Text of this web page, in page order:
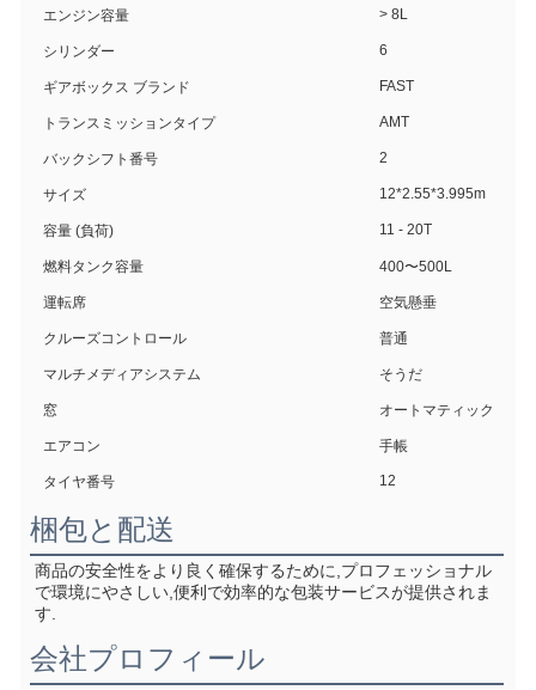
エンジン容量 > 8L
シリンダー 6
ギアボックス ブランド FAST
トランスミッションタイプ AMT
バックシフト番号 2
サイズ 12*2.55*3.995m
容量 (負荷) 11 - 20T
燃料タンク容量 400〜500L
運転席 空気懸垂
クルーズコントロール 普通
マルチメディアシステム そうだ
窓 オートマティック
エアコン 手帳
タイヤ番号 12
梱包と配送
商品の安全性をより良く確保するために,プロフェッショナル
で環境にやさしい,便利で効率的な包装サービスが提供されま
す.
会社プロフィール